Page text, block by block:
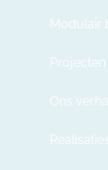
Modulair
Projecten
Ons